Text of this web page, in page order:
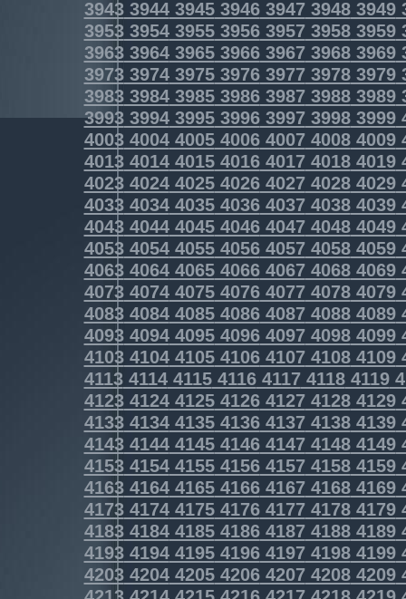
3943394439453946394739483949
3953395439553956395739583959
3963396439653966396739683969
3973397439753976397739783979
3983398439853986398739883989
3993399439953996399739983999
4003400440054006400740084009
4013401440154016401740184019
4023402440254026402740284029
4033403440354036403740384039
4043404440454046404740484049
4053405440554056405740584059
4063406440654066406740684069
4073407440754076407740784079
4083408440854086408740884089
4093409440954096409740984099
4103410441054106410741084109
4113411441154116411741184119
4123412441254126412741284129
4133413441354136413741384139
4143414441454146414741484149
4153415441554156415741584159
4163416441654166416741684169
4173417441754176417741784179
4183418441854186418741884189
4193419441954196419741984199
4203420442054206420742084209